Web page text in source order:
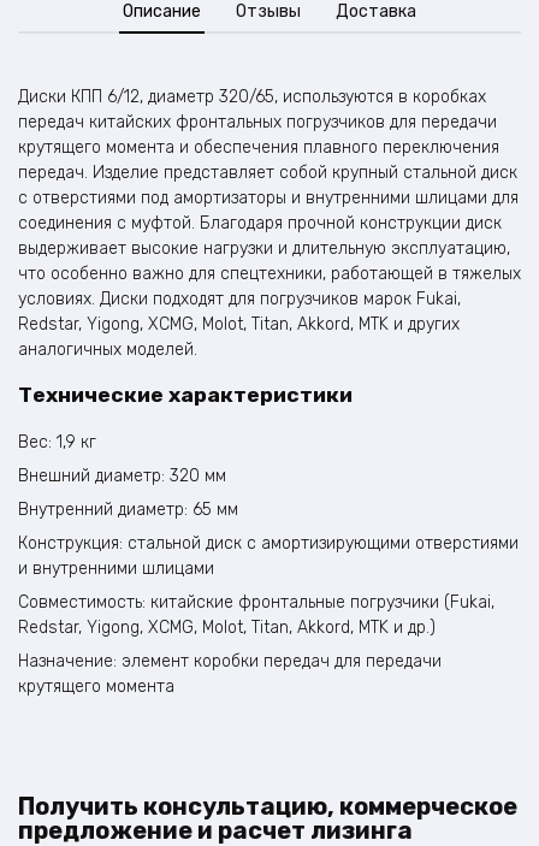
Описание Отзывы Доставка
Диски КПП 6/12, диаметр 320/65, используются в коробках
передач китайских фронтальных погрузчиков для передачи
крутящего момента и обеспечения плавного переключения
передач. Изделие представляет собой крупный стальной диск
с отверстиями под амортизаторы и внутренними шлицами для
соединения с муфтой. Благодаря прочной конструкции диск
выдерживает высокие нагрузки и длительную эксплуатацию,
что особенно важно для спецтехники, работающей в тяжелых
условиях. Диски подходят для погрузчиков марок Fukai,
Redstar, Yigong, XCMG, Molot, Titan, Akkord, MTK и других
аналогичных моделей.
Технические характеристики
Вес: 1,9 кг
Внешний диаметр: 320 мм
Внутренний диаметр: 65 мм
Конструкция: стальной диск с амортизирующими отверстиями
и внутренними шлицами
Совместимость: китайские фронтальные погрузчики (Fukai,
Redstar, Yigong, XCMG, Molot, Titan, Akkord, MTK и др.)
Назначение: элемент коробки передач для передачи
крутящего момента
Получить консультацию, коммерческое
предложение и расчет лизинга